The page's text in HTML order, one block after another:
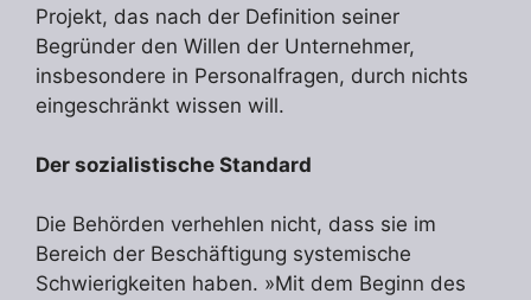
Projekt, das nach der Definition seiner
Begründer den Willen der Unternehmer,
insbesondere in Personalfragen, durch nichts
eingeschränkt wissen will.
Der sozialistische Standard
Die Behörden verhehlen nicht, dass sie im
Bereich der Beschäftigung systemische
Schwierigkeiten haben. »Mit dem Beginn des